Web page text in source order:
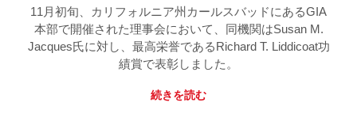
11月初旬、カリフォルニア州カールスバッドにあるGIA
本部で開催された理事会において、同機関はSusan M.
Jacques氏に対し、最高栄誉であるRichard T. Liddicoat功
績賞で表彰しました。
続きを読む